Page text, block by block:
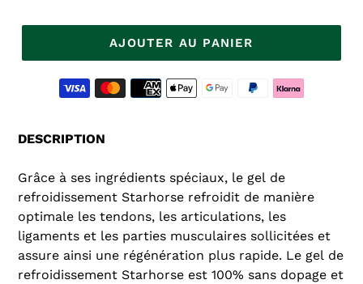
AJOUTER AU PANIER
produit
ajouté
panier
Modes
de
DESCRIPTION
Grâce à ses ingrédients spéciaux, le gel de
refroidissement Starhorse refroidit de manière
optimale les tendons, les articulations, les
ligaments et les parties musculaires sollicitées et
assure ainsi une régénération plus rapide. Le gel de
refroidissement Starhorse est 100% sans dopage et